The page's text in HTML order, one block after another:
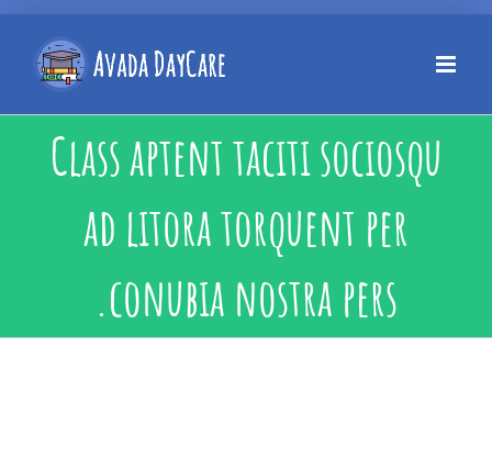
Class aptent taciti sociosqu
ad litora torquent per
conubia nostra pers.